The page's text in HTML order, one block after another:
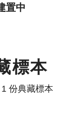
置中
標本
份典藏標本